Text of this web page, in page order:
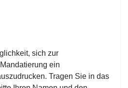
sich zur
ein
Tragen Sie in das